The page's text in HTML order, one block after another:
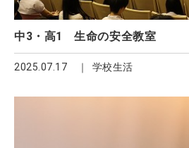
中3・高1 生命の安全教室
2025.07.17 学校生活